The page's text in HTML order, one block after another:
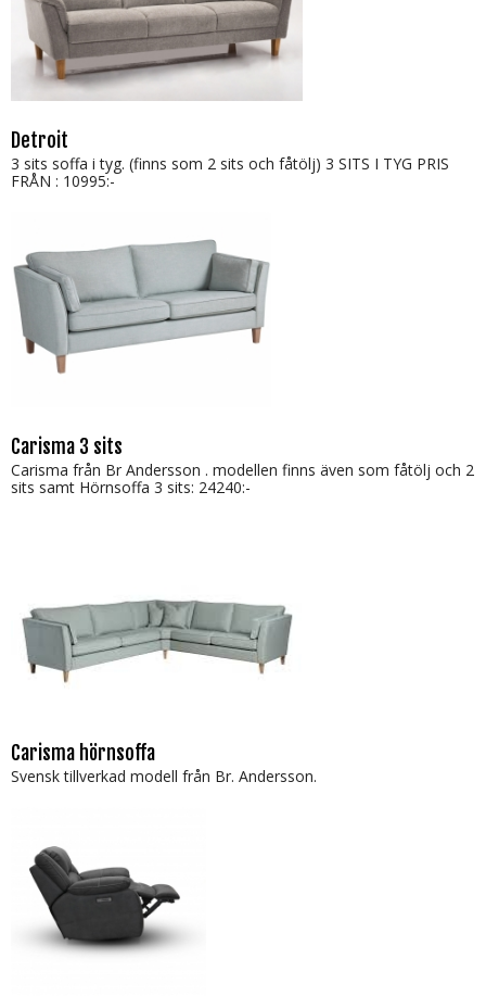
Detroit
3 sits soffa i tyg. (finns som 2 sits och fåtölj) 3 SITS I TYG PRIS
FRÅN : 10995:-
Carisma 3 sits
Carisma från Br Andersson . modellen finns även som fåtölj och 2
sits samt Hörnsoffa 3 sits: 24240:-
Carisma hörnsoffa
Svensk tillverkad modell från Br. Andersson.